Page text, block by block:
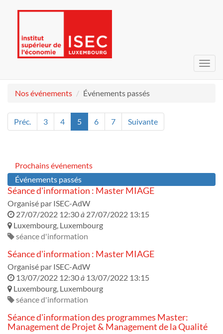
Nos événements Événements passés
Préc. 3 4 5 6 7 Suivante
Prochains événements
Événements passés
Séance d'information : Master MIAGE
Organisé par ISEC-AdW
27/07/2022 12:30à 27/07/2022 13:15
Luxembourg, Luxembourg
séance d'information
Séance d'information : Master MIAGE
Organisé par ISEC-AdW
13/07/2022 12:30à 13/07/2022 13:15
Luxembourg, Luxembourg
séance d'information
Séance d'information des programmes Master:
Management de Projet & Management de la Qualité